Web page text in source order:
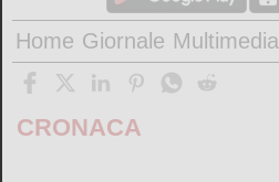
Home Giornale Multimedia
CRONACA